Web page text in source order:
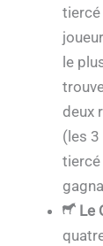
tiercé
le
deux
(les 3
tiercé
Le